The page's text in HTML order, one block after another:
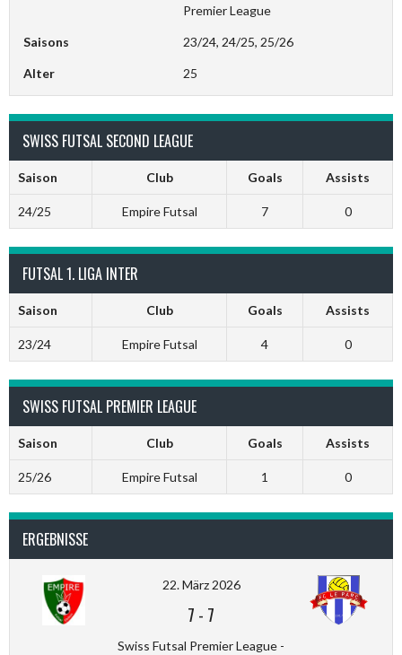
Premier League
Saisons 23/24, 24/25, 25/26
Alter 25
SWISS FUTSAL SECOND LEAGUE
Saison Club Goals Assists
24/25 Empire Futsal 7 0
FUTSAL 1. LIGA INTER
Saison Club Goals Assists
23/24 Empire Futsal 4 0
SWISS FUTSAL PREMIER LEAGUE
Saison Club Goals Assists
25/26 Empire Futsal 1 0
ERGEBNISSE
22. März 2026
7 - 7
Swiss Futsal Premier League -